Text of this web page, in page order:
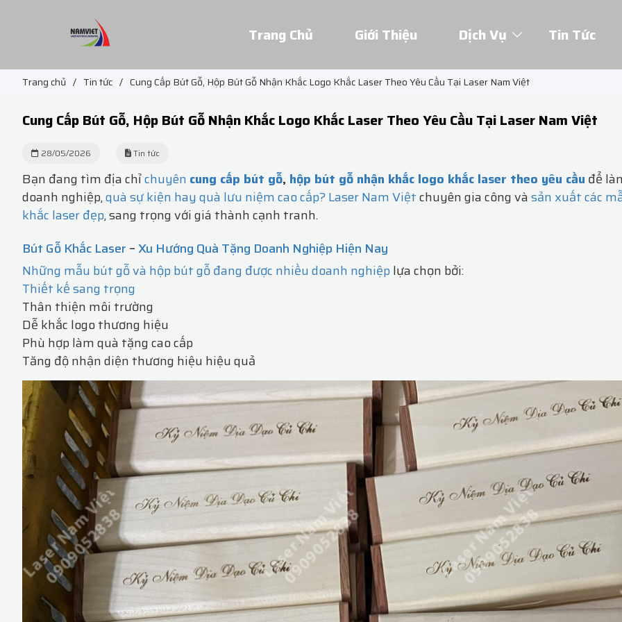
Trang Chủ Giới Thiệu Dịch Vụ Tin Tức
Trang chủ / Tin tức / Cung Cấp Bút Gỗ, Hộp Bút Gỗ Nhận Khắc Logo Khắc Laser Theo Yêu Cầu Tại Laser Nam Việt
Cung Cấp Bút Gỗ, Hộp Bút Gỗ Nhận Khắc Logo Khắc Laser Theo Yêu Cầu Tại Laser Nam Việt
28/05/2026 Tin tức
Bạn đang tìm địa chỉchuyên cung cấp bút gỗ, hộp bút gỗ nhận khắc logo khắc laser theo yêu cầu để
doanh nghiệp,quà sự kiện hay quà lưu niệm cao cấp? Laser Nam Việtchuyên gia công vàsản xuất các
khắc laser đẹp, sang trọng với giá thành cạnh tranh.
Bút Gỗ Khắc Laser –Xu Hướng Quà Tặng Doanh Nghiệp Hiện Nay
Những mẫu bút gỗ và hộp bút gỗ đang được nhiều doanh nghiệp lựa chọn bởi:
Thiết kế sang trọng
Thân thiện môi trường
Dễ khắc logo thương hiệu
Phù hợp làm quà tặng cao cấp
Tăng độ nhận diện thương hiệu hiệu quả